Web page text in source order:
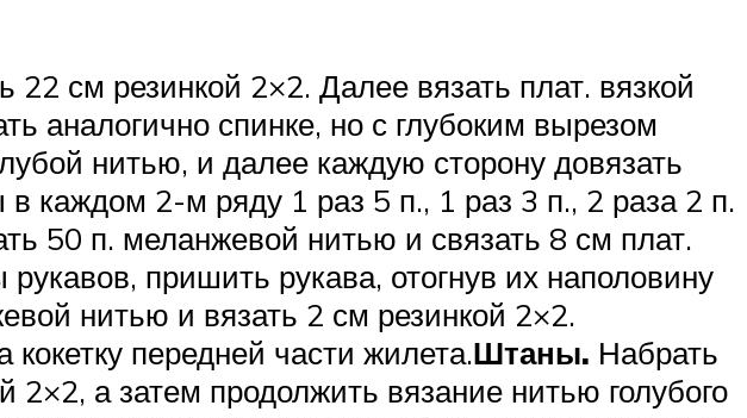
см резинкой 2×2. Далее вязать плат. вязкой
аналогично спинке, но с глубоким вырезом
нитью, и далее каждую сторону довязать
каждом 2-м ряду 1 раз 5 п., 1 раз 3 п., 2 раза 2 п.
50 п. меланжевой нитью и связать 8 см плат.
пришить рукава, отогнув их наполовину
нитью и вязать 2 см резинкой 2×2.
передней части жилета.Штаны. Набрать
а затем продолжить вязание нитью голубого